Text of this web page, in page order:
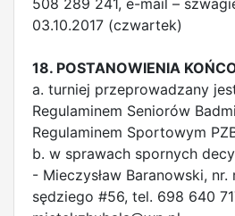
508 289 241, e-mail –
03.10.2017 (czwartek)
18. POSTANOWIENIA
a. turniej przeprowadzany
Regulaminem Seniorów
Regulaminem Sportowym
b. w sprawach spornych
- Mieczysław Baranowski,
sędziego #56, tel. 698 640